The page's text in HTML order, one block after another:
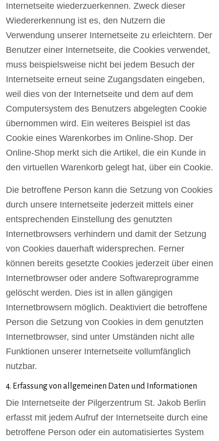
Internetseite wiederzuerkennen. Zweck dieser
Wiedererkennung ist es, den Nutzern die
Verwendung unserer Internetseite zu erleichtern. Der
Benutzer einer Internetseite, die Cookies verwendet,
muss beispielsweise nicht bei jedem Besuch der
Internetseite erneut seine Zugangsdaten eingeben,
weil dies von der Internetseite und dem auf dem
Computersystem des Benutzers abgelegten Cookie
übernommen wird. Ein weiteres Beispiel ist das
Cookie eines Warenkorbes im Online-Shop. Der
Online-Shop merkt sich die Artikel, die ein Kunde in
den virtuellen Warenkorb gelegt hat, über ein Cookie.
Die betroffene Person kann die Setzung von Cookies
durch unsere Internetseite jederzeit mittels einer
entsprechenden Einstellung des genutzten
Internetbrowsers verhindern und damit der Setzung
von Cookies dauerhaft widersprechen. Ferner
können bereits gesetzte Cookies jederzeit über einen
Internetbrowser oder andere Softwareprogramme
gelöscht werden. Dies ist in allen gängigen
Internetbrowsern möglich. Deaktiviert die betroffene
Person die Setzung von Cookies in dem genutzten
Internetbrowser, sind unter Umständen nicht alle
Funktionen unserer Internetseite vollumfänglich
nutzbar.
4. Erfassung von allgemeinen Daten und Informationen
Die Internetseite der Pilgerzentrum St. Jakob Berlin
erfasst mit jedem Aufruf der Internetseite durch eine
betroffene Person oder ein automatisiertes System